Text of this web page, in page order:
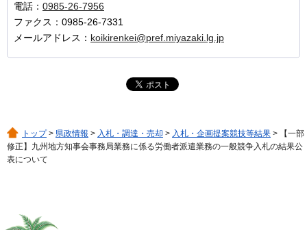
電話： 0985-26-7956
ファクス：0985-26-7331
メールアドレス： koikirenkei@pref.miyazaki.lg.jp
トップ> 県政情報 > 入札・調達・売却 > 入札・企画提案競技等結果 > 【一部
修正】九州地方知事会事務局業務に係る労働者派遣業務の一般競争入札の結果公
表について